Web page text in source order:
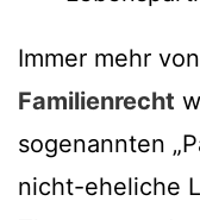
Immer mehr
Familienrecht
sogenannten
nicht-eheliche